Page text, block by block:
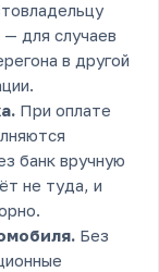
для случаев
в другой
При оплате
банк вручную
не туда, и
Без